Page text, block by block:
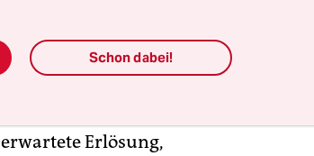
Spiegel. Zu den
Erlösung,
Schon dabei!